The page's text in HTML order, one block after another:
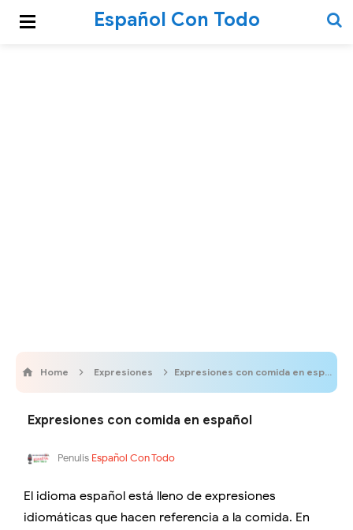
Español Con Todo
Home Expresiones Expresiones con comida en español
Expresiones con comida en español
Penulis Español Con Todo
El idioma español está lleno de expresiones
idiomáticas que hacen referencia a la comida. En